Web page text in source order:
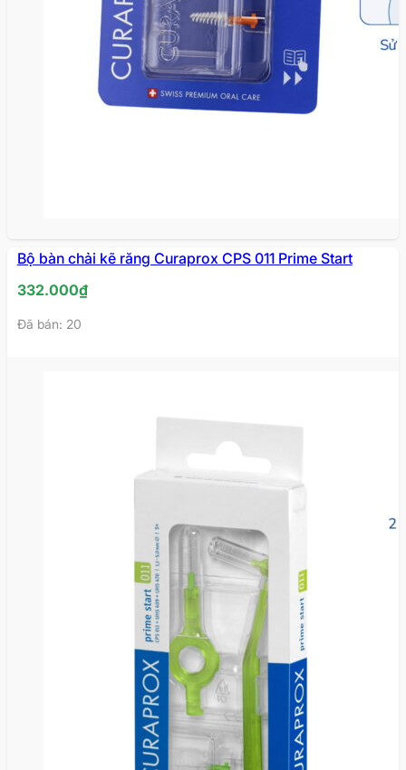
Bộ bàn chải kẽ răng Curaprox CPS 011 Prime Start
332.000₫
Đã bán: 20